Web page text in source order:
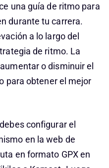
una guía de ritmo para
durante tu carrera.
a lo largo del
de ritmo. La
o disminuir el
para obtener el mejor
configurar el
en la web de
en formato GPX en